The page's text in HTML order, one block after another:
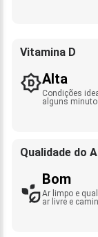
Vitamina D
Alta
Condições
alguns
Qualidade do
Bom
Ar limpo e
ar livre e